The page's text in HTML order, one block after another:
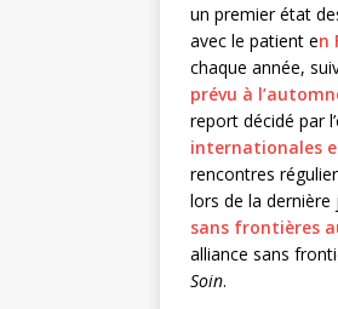
un premier état
avec le patient en
chaque année,
prévu à
report décidé par
internationales
rencontres
lors de la dernière
sans frontières
alliance sans
Soin.